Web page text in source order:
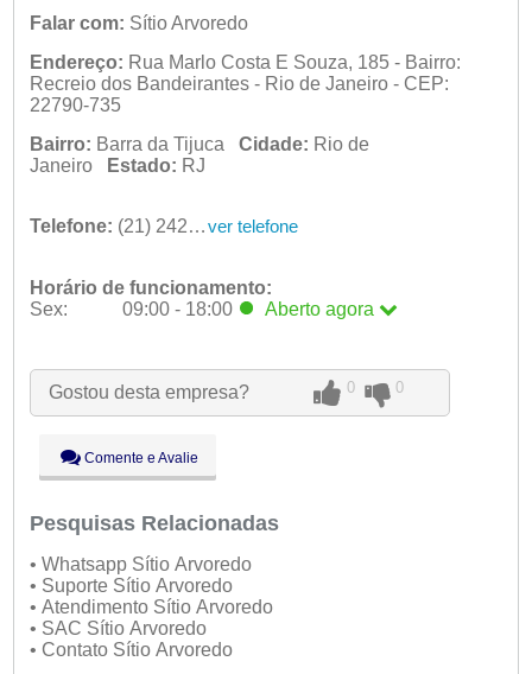
Falar com: Sítio Arvoredo
Endereço: Rua Marlo Costa E Souza, 185 - Bairro:
Recreio dos Bandeirantes - Rio de Janeiro - CEP:
22790-735
Bairro: Barra da Tijuca Cidade: Rio de
Janeiro
Estado: RJ
Telefone: (21) 2428-1531 ver telefone
Horário de funcionamento:
Sex:
09:00 - 18:00 Aberto agora
Ter:
09:00 - 18:00
Qua:
09:00 - 18:00
Sex:
09:00 - 18:00
Sáb:
Fechado
Dom:
Fechado
Gostou desta empresa? 0 0
Comente e Avalie
Pesquisas Relacionadas
• Whatsapp Sítio Arvoredo
• Suporte Sítio Arvoredo
• Atendimento Sítio Arvoredo
• SAC Sítio Arvoredo
• Contato Sítio Arvoredo